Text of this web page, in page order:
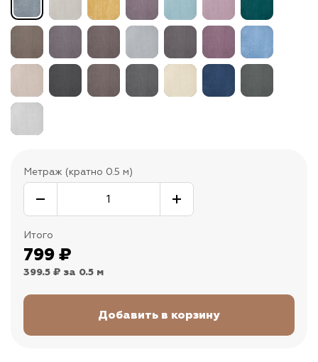
Метраж (кратно 0.5 м)
Итого
799 ₽
399.5 ₽ за 0.5 м